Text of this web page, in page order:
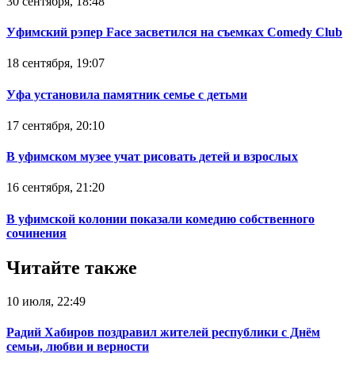
Уфимский рэпер Face засветился на съемках Comedy Club
18 сентября, 19:07
Уфа установила памятник семье с детьми
17 сентября, 20:10
В уфимском музее учат рисовать детей и взрослых
16 сентября, 21:20
В уфимской колонии показали комедию собственного
сочинения
Читайте также
10 июля, 22:49
Радий Хабиров поздравил жителей республики с Днём
семьи, любви и верности